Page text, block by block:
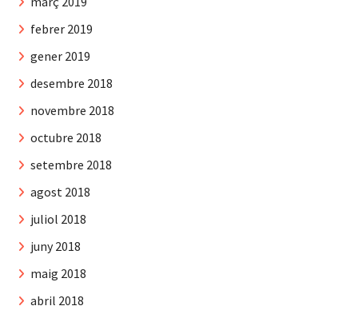
febrer 2019
gener 2019
desembre 2018
novembre 2018
octubre 2018
setembre 2018
agost 2018
juliol 2018
juny 2018
maig 2018
abril 2018